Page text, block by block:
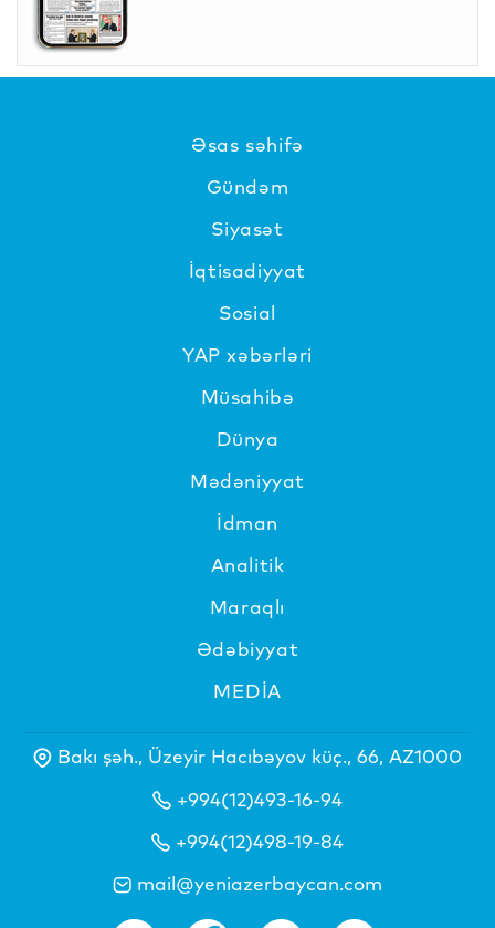
Əsas səhifə
Gündəm
Siyasət
İqtisadiyyat
Sosial
YAP xəbərləri
Müsahibə
Dünya
Mədəniyyat
İdman
Analitik
Maraqlı
Ədəbiyyat
MEDİA
Bakı şəh., Üzeyir Hacıbəyov küç., 66, AZ1000
+994(12)493-16-94
+994(12)498-19-84
mail@yeniazerbaycan.com